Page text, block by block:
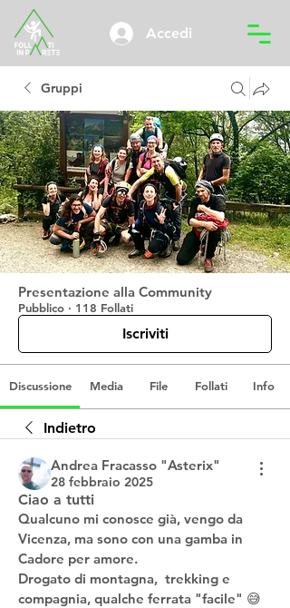
Accedi
Gruppi
Presentazione alla Community
Pubblico · 118 Follati
Iscriviti
Discussione Media File Follati Info
Indietro
Andrea Fracasso "Asterix"
28 febbraio 2025
Ciao a tutti
Qualcuno mi conosce già, vengo da
Vicenza, ma sono con una gamba in
Cadore per amore.
Drogato di montagna,  trekking e
compagnia, qualche ferrata "facile" 😅